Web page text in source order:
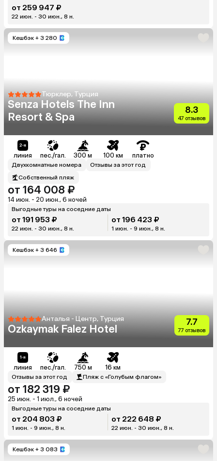
от 259 947 ₽
22 июн. - 30 июн., 8 н.
Кешбэк + 3 280
Тюрклер, Турция
Senza Hotels The Inn
Resort & Spa
8.3
47 отзывов
линия пес./гал. 300 м 100 км платно
Двухкомнатные номера
Отзывы за этот год
Собственный пляж
от 164 008 ₽
14 июн. - 20 июн., 6 ночей
Выгодные туры на соседние даты
от 191 953 ₽
22 июн. - 30 июн., 8 н.
от 196 423 ₽
1 июн. - 9 июн., 8 н.
Кешбэк + 3 646
Анталья - Центр, Турция
Ozkaymak Falez Hotel
7.7
77 отзывов
линия пес./гал. 750 м 16 км
Отзывы за этот год Пляж с «Голубым флагом»
от 182 319 ₽
25 июн. - 1 июл., 6 ночей
Выгодные туры на соседние даты
от 204 803 ₽
1 июн. - 9 июн., 8 н.
от 222 648 ₽
22 июн. - 30 июн., 8 н.
Кешбэк + 3 083